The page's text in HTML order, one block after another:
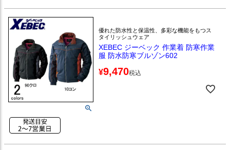
優れた防水性と保温性、多彩な機能をもつス
タイリッシュウェア
XEBEC ジーベック 作業着 防寒作業
服 防水防寒ブルゾン602
¥9,470税込